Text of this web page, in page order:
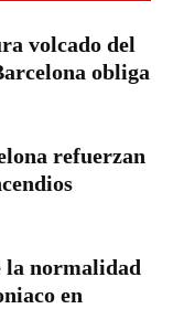
volcado del
obliga
refuerzan
la normalidad
en